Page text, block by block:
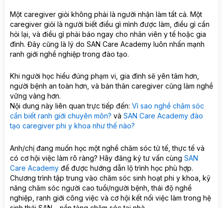
Một caregiver giỏi không phải là người nhận làm tất cả. Một
caregiver giỏi là người biết điều gì mình được làm, điều gì cần
hỏi lại, và điều gì phải báo ngay cho nhân viên y tế hoặc gia
đình. Đây cũng là lý do SAN Care Academy luôn nhấn mạnh
ranh giới nghề nghiệp trong đào tạo.
Khi người học hiểu đúng phạm vi, gia đình sẽ yên tâm hơn,
người bệnh an toàn hơn, và bản thân caregiver cũng làm nghề
vững vàng hơn.
Nội dung này liên quan trực tiếp đến: Vì sao nghề chăm sóc
cần biết ranh giới chuyên môn? và SAN Care Academy đào
tạo caregiver phi y khoa như thế nào?
Anh/chị đang muốn học một nghề chăm sóc tử tế, thực tế và
có cơ hội việc làm rõ ràng? Hãy đăng ký tư vấn cùng SAN
Care Academy để được hướng dẫn lộ trình học phù hợp.
Chương trình tập trung vào chăm sóc sinh hoạt phi y khoa, kỹ
năng chăm sóc người cao tuổi/người bệnh, thái độ nghề
nghiệp, ranh giới công việc và cơ hội kết nối việc làm trong hệ